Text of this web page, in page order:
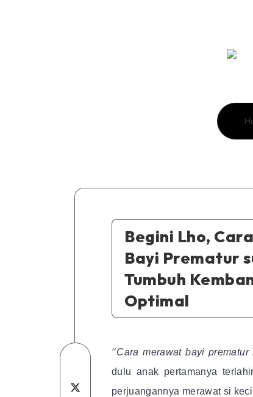
Begini Lho,
Bayi Prematur
Tumbuh
Optimal
Share
on
“Cara merawat bayi prematur
dulu anak pertamanya
perjuangannya merawat si